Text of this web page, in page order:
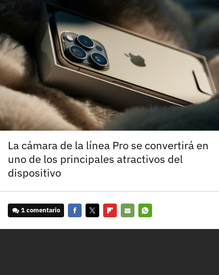
La cámara de la línea Pro se convertirá en
uno de los principales atractivos del
dispositivo
1 comentario
¿Todavía no tienes cuenta?
Regístrate gratis
El inicio de sesión con Facebook ya no está
disponible, pero puedes seguir usando tu cuenta
de 3DJuegos:
Recupera tu acceso con Facebook
carácter inicial), pero no mayúsculas, espacios, tildes
o caracteres especiales.
He leído y acepto lapolitica de privacidad y
de participación
Registrarse en 3DJuegos
Entra con Google
¿Ya tienes cuenta?